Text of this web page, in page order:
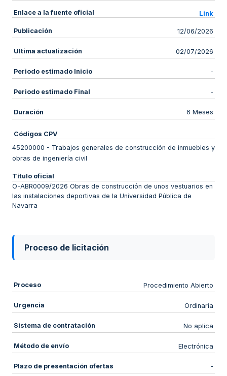
Enlace a la fuente oficial Link
Publicación 12/06/2026
Ultima actualización 02/07/2026
Periodo estimado Inicio -
Periodo estimado Final -
Duración 6 Meses
Códigos CPV
45200000 - Trabajos generales de construcción de inmuebles y
obras de ingeniería civil
Título oficial
O-ABR0009/2026 Obras de construcción de unos vestuarios en
las instalaciones deportivas de la Universidad Pública de
Navarra
Proceso de licitación
Proceso Procedimiento Abierto
Urgencia Ordinaria
Sistema de contratación No aplica
Método de envío Electrónica
Plazo de presentación ofertas -